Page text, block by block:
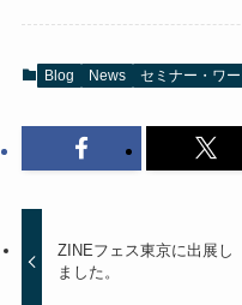
Blog News セミナー・ワ
ZINEフェス東京に出展し
ました。